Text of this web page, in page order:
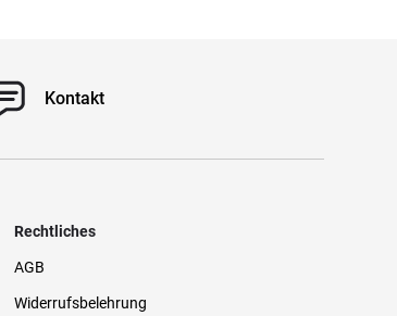
Kontakt
Rechtliches
AGB
Widerrufsbelehrung